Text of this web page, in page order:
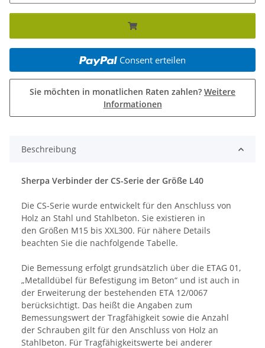
Consent erteilen
Sie möchten in monatlichen Raten zahlen? Weitere
Informationen
Beschreibung
Sherpa Verbinder der CS-Serie der Größe L40
Die CS-Serie wurde entwickelt für den Anschluss von
Holz an Stahl und Stahlbeton. Sie existieren in
den Größen M15 bis XXL300. Für nähere Details
beachten Sie die nachfolgende Tabelle.
Die Bemessung erfolgt grundsätzlich über die ETAG 01,
„Metalldübel für Befestigung im Beton“ und ist auch in
der Erweiterung der bestehenden ETA 12/0067
berücksichtigt. Das heißt die Angaben zum
Bemessungswert der Tragfähigkeit sowie die Anzahl
der Schrauben gilt für den Anschluss von Holz an
Stahlbeton. Für Tragfähigkeitswerte bei anderer